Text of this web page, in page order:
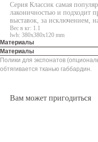
Серия Классик самая
лаконичностью и подходит
выставок, за исключением,
Вес в кг: 1.1
lwh: 380x380x120 mm
Материалы
Материалы
Полики для экспонатов
обтягивается тканью габбардин.
Вам может пригодиться